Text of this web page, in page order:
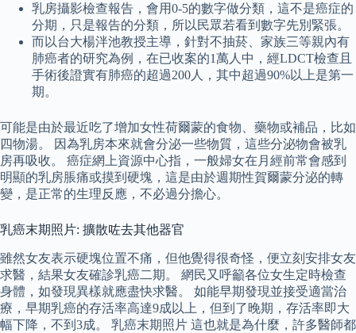
乳房攝影檢查報告，會用0-5的數字做分類，這不是癌症的
分期，只是報告的分類，所以民眾若看到數字先別緊張。
而以台大楊泮池教授主導，針對不抽菸、家族三等親內有
肺癌者的研究為例，在已收案的1萬人中，經LDCT檢查且
手術後證實有肺癌的超過200人，其中超過90%以上是第一
期。
可能是由於最近吃了增加女性荷爾蒙的食物、藥物或補品，比如
四物湯。 因為乳房本來就會分泌一些物質，這些分泌物會被乳
房再吸收。 癌症網上資源中心指，一般婦女在月經前常會感到
明顯的乳房脹痛或摸到硬塊，這是由於週期性賀爾蒙分泌的轉
變，是正常的生理反應，不必過分擔心。
乳癌末期照片: 擴散咗去其他器官
雖然女友表示硬塊位置不痛，但他覺得很奇怪，便立刻安排女友
求醫，結果女友確診乳癌二期。 網民又呼籲各位女生定時檢查
身體，如發現異樣就應盡快求醫。 如能早期發現並接受適當治
療，早期乳癌的存活率高達9成以上，但到了晚期，存活率即大
幅下降，不到3成。 乳癌末期照片 這也就是為什麼，許多醫師都